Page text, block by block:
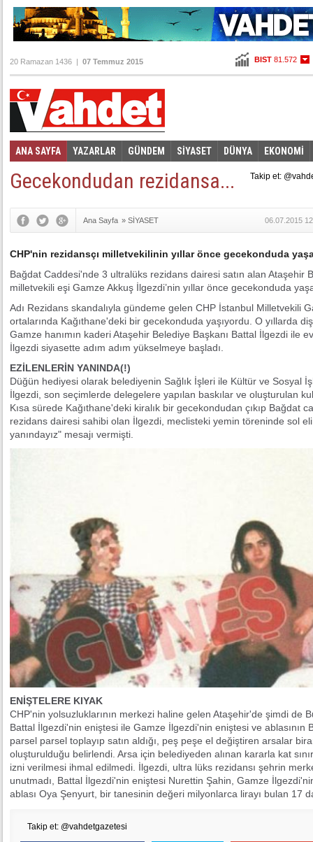
BIST 81.572
20 Ramazan 1436 | 07 Temmuz 2015
ANA SAYFA YAZARLAR GÜNDEM SİYASET DÜNYA EKONOMİ
Foto Galeri Video Galeri
Gecekondudan rezidansa...
Ana Sayfa » SİYASET 06.07.2015
CHP'nin rezidansçı milletvekilinin yıllar önce gecekonduda
Bağdat Caddesi'nde 3 ultralüks rezidans dairesi satın alan Ataşehir
milletvekili eşi Gamze Akkuş İlgezdi’nin yıllar önce gecekonduda
Adı Rezidans skandalıyla gündeme gelen CHP İstanbul Milletvekili
ortalarında Kağıthane'deki bir gecekonduda yaşıyordu. O yıllarda
Gamze hanımın kaderi Ataşehir Belediye Başkanı Battal İlgezdi ile
İlgezdi siyasette adım adım yükselmeye başladı.
EZİLENLERİN YANINDA(!)
Düğün hediyesi olarak belediyenin Sağlık İşleri ile Kültür ve Sosyal
İlgezdi, son seçimlerde delegelere yapılan baskılar ve oluşturulan
Kısa sürede Kağıthane'deki kiralık bir gecekondudan çıkıp Bağdat
rezidans dairesi sahibi olan İlgezdi, meclisteki yemin töreninde sol
yanındayız" mesajı vermişti.
ENİŞTELERE KIYAK
CHP'nin yolsuzluklarının merkezi haline gelen Ataşehir'de şimdi de
Battal İlgezdi'nin eniştesi ile Gamze İlgezdi'nin eniştesi ve ablasının
parsel parsel toplayıp satın aldığı, peş peşe el değiştiren arsalar
oluşturulduğu belirlendi. Arsa için belediyeden alınan kararla kat
izni verilmesi ihmal edilmedi. İlgezdi, ultra lüks rezidansı şehrin
unutmadı, Battal İlgezdi'nin eniştesi Nurettin Şahin, Gamze
ablası Oya Şenyurt, bir tanesinin değeri milyonlarca lirayı bulan 17
Takip et: @vahdetgazetesi
Takip et: